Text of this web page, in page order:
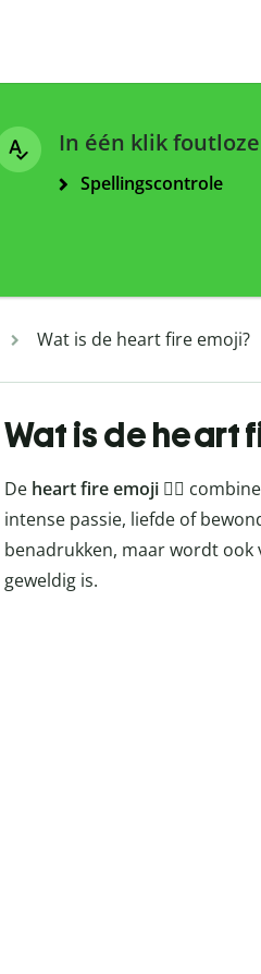
In één klik
Spellingscontrole
Wat is de heart fire emoji?
Wat is de heart
De heart fire emoji❤️‍🔥
intense passie, liefde of
benadrukken, maar wordt
geweldig is.